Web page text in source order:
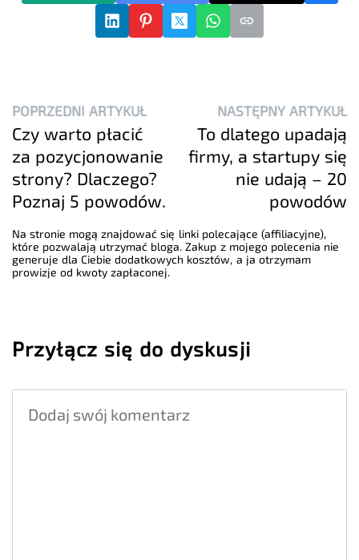
POPRZEDNI ARTYKUŁ
Czy warto płacić
za pozycjonowanie
strony? Dlaczego?
Poznaj 5 powodów.
NASTĘPNY ARTYKUŁ
To dlatego upadają
firmy, a startupy się
nie udają – 20
powodów
Na stronie mogą znajdować się linki polecające (affiliacyjne),
które pozwalają utrzymać bloga. Zakup z mojego polecenia nie
generuje dla Ciebie dodatkowych kosztów, a ja otrzymam
prowizje od kwoty zapłaconej.
Przyłącz się do dyskusji